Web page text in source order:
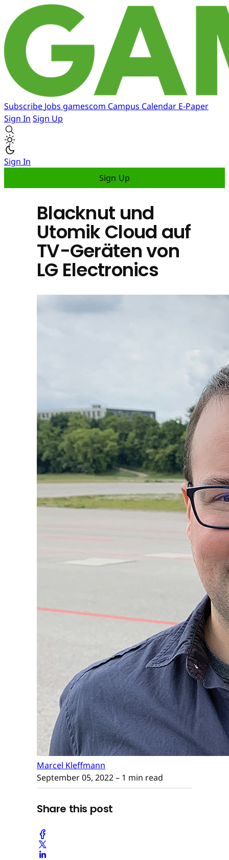
Subscribe Jobs gamescom Campus Calendar E-Paper
Sign In Sign Up
Sign In
Sign Up
Blacknut und
Utomik Cloud auf
TV-Geräten von
LG Electronics
Marcel Kleffmann
September 05, 2022– 1 min read
Share this post